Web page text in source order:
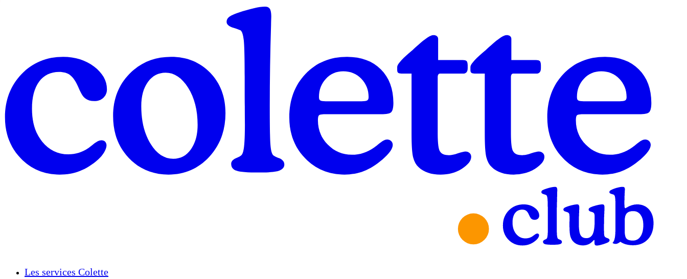
Les services Colette